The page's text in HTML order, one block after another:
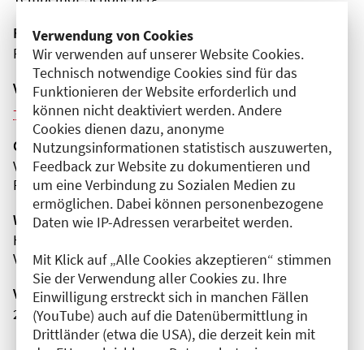
Verwendung von Cookies
Wir verwenden auf unserer Website Cookies.
Technisch notwendige Cookies sind für das
Funktionieren der Website erforderlich und
können nicht deaktiviert werden. Andere
Cookies dienen dazu, anonyme
Nutzungsinformationen statistisch auszuwerten,
Feedback zur Website zu dokumentieren und
um eine Verbindung zu Sozialen Medien zu
ermöglichen. Dabei können personenbezogene
Daten wie IP-Adressen verarbeitet werden.
Mit Klick auf „Alle Cookies akzeptieren“ stimmen
Sie der Verwendung aller Cookies zu. Ihre
Einwilligung erstreckt sich in manchen Fällen
(YouTube) auch auf die Datenübermittlung in
Drittländer (etwa die USA), die derzeit kein mit
Fortbildungsformat
Präsenz
Veranstaltungsreihe
Weitere Veranstaltungen dieser Reihe (12)
Organisator(en)
Vivantes Auguste-Viktoria-Klinikum
Psychiatrie, Psychotherapie und Psychosomatik
Wissenschaftliche Leitung
Herr Dr. med. Walter de Millas
Vivantes Auguste-Viktoria-Klinikum
Veranstaltungsnummer
2761102025061200035